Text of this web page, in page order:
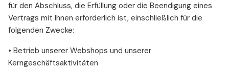
für den Abschluss, die Erfüllung oder die Beendigung eines
Vertrags mit Ihnen erforderlich ist, einschließlich für die
folgenden Zwecke:
• Betrieb unserer Webshops und unserer
Kerngeschäftsaktivitäten